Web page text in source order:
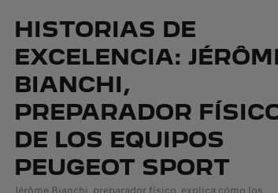
HISTORIAS DE
EXCELENCIA:
BIANCHI,
PREPARADOR
DE LOS EQUIPOS
PEUGEOT SPORT